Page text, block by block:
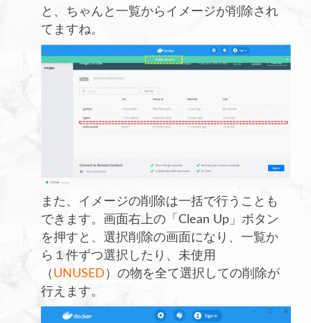
と、ちゃんと一覧からイメージが削除され
てますね。
また、イメージの削除は一括で行うことも
できます。画面右上の「Clean Up」ボタン
を押すと、選択削除の画面になり、一覧か
ら１件ずつ選択したり、未使用
（ UNUSED ）の物を全て選択しての削除が
行えます。